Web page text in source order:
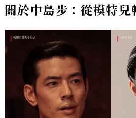
關於中島步：從模特兒